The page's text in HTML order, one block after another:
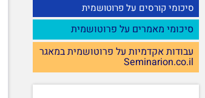
סיכומי קורסים על פרוטושמית
סיכומי מאמרים על פרוטושמית
עבודות אקדמיות על פרוטושמית במאגר
Seminarion.co.il